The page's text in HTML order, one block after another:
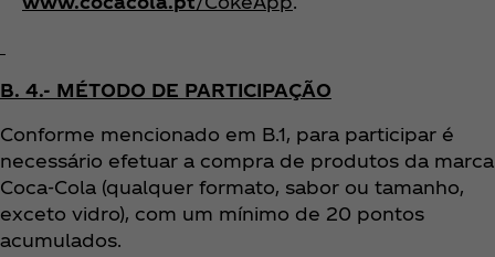
B. 4.- MÉTODO DE PARTICIPAÇÃO
Conforme mencionado em B.1, para participar é
necessário efetuar a compra de produtos da marca
Coca‑Cola (qualquer formato, sabor ou tamanho,
exceto vidro), com um mínimo de 20 pontos
acumulados.